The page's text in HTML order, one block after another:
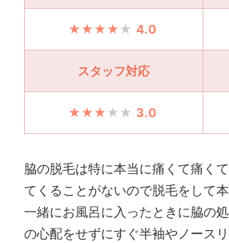
4.0
スタッフ対応
3.0
脇の脱毛は特に本当に痛くて痛く
てくることがないので脱毛をして
一緒にお風呂に入ったときに脇の
の心配をせずにすぐ半袖やノース